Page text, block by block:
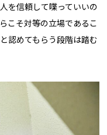
を信頼して喋っていいの
こそ対等の立場であるこ
認めてもらう段階は踏む